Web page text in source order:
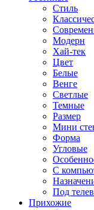
Стиль
Модерн
Хай-тек
Цвет
Белые
Венге
Светлые
Темные
Размер
Мини
Форма
Угловые
С
Под
Прихожие